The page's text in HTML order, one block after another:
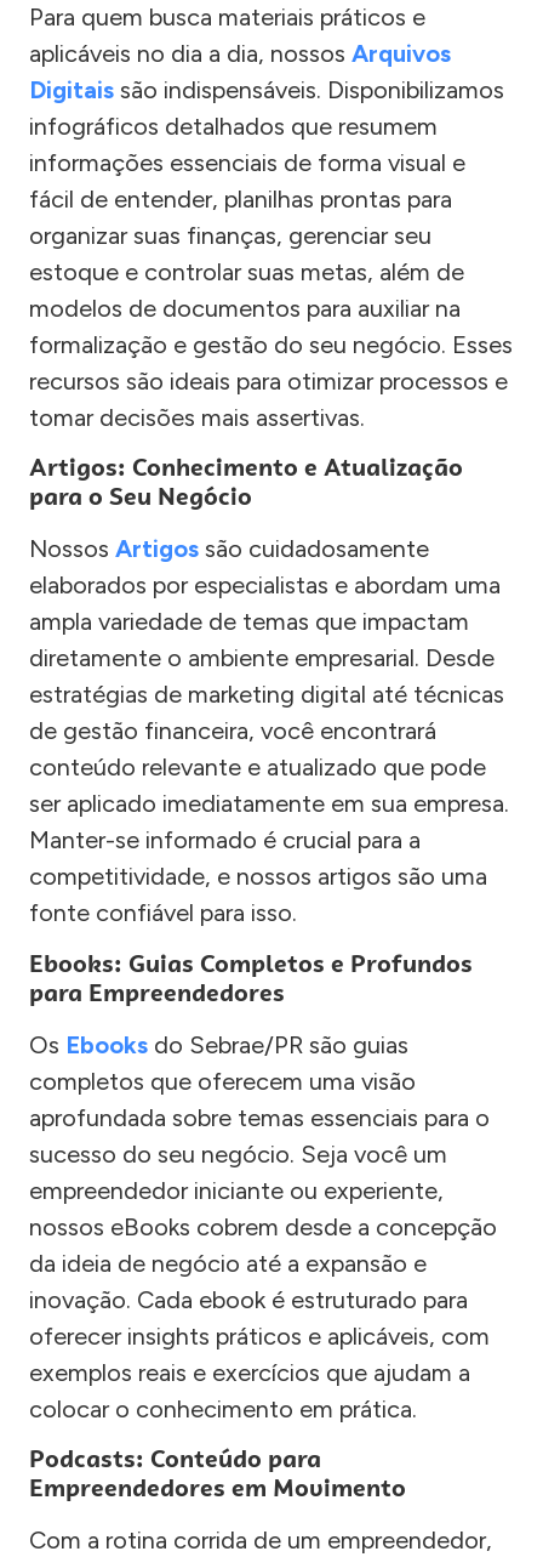
Para quem busca materiais práticos e
aplicáveis no dia a dia, nossos Arquivos
Digitais são indispensáveis. Disponibilizamos
infográficos detalhados que resumem
informações essenciais de forma visual e
fácil de entender, planilhas prontas para
organizar suas finanças, gerenciar seu
estoque e controlar suas metas, além de
modelos de documentos para auxiliar na
formalização e gestão do seu negócio. Esses
recursos são ideais para otimizar processos e
tomar decisões mais assertivas.
Artigos: Conhecimento e Atualização
para o Seu Negócio
Nossos Artigos são cuidadosamente
elaborados por especialistas e abordam uma
ampla variedade de temas que impactam
diretamente o ambiente empresarial. Desde
estratégias de marketing digital até técnicas
de gestão financeira, você encontrará
conteúdo relevante e atualizado que pode
ser aplicado imediatamente em sua empresa.
Manter-se informado é crucial para a
competitividade, e nossos artigos são uma
fonte confiável para isso.
Ebooks: Guias Completos e Profundos
para Empreendedores
Os Ebooks do Sebrae/PR são guias
completos que oferecem uma visão
aprofundada sobre temas essenciais para o
sucesso do seu negócio. Seja você um
empreendedor iniciante ou experiente,
nossos eBooks cobrem desde a concepção
da ideia de negócio até a expansão e
inovação. Cada ebook é estruturado para
oferecer insights práticos e aplicáveis, com
exemplos reais e exercícios que ajudam a
colocar o conhecimento em prática.
Podcasts: Conteúdo para
Empreendedores em Movimento
Com a rotina corrida de um empreendedor,